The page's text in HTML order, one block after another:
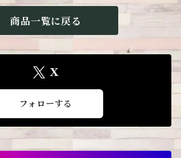
商品一覧に戻る
X
フォローする